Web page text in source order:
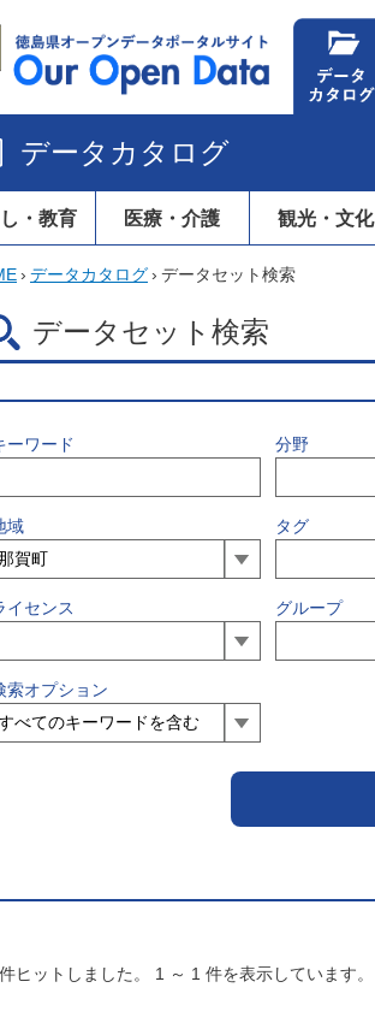
データカタログ
・教育 医療・介護 観光・文化
› データカタログ› データセット検索
データセット検索
ーワード 分野
域 タグ
イセンス グループ
索オプション
件ヒットしました。 1 ～ 1 件を表示しています。